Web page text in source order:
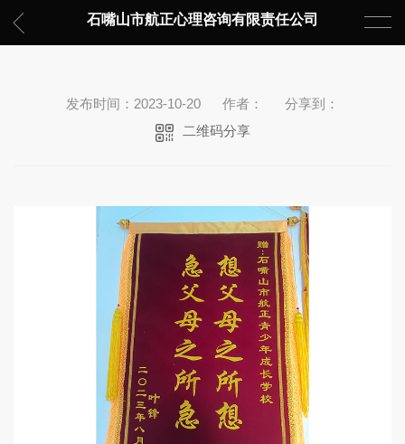
石嘴山市航正心理咨询有限责任公司
发布时间：2023-10-20 作者：
分享到：
二维码分享